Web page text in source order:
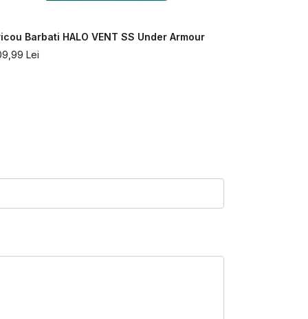
Barbati HALO VENT SS Under Armour
Lei